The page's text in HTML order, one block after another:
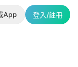
App 登入/註冊